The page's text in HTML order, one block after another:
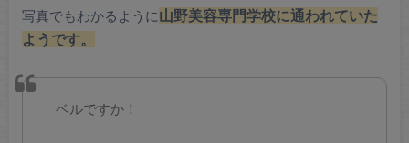
写真でもわかるように山野美容専門学校に通われていた
ようです。
ベルですか！